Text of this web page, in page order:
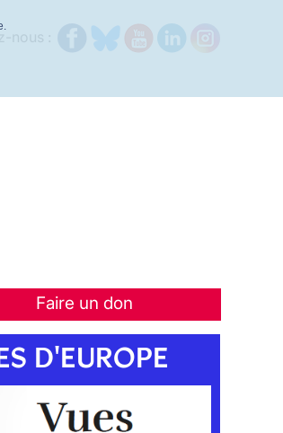
Faire un don
D'EUROPE